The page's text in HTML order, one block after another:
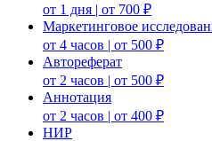
от 1 дня | от 700 ₽
Маркетинговое
от 4 часов | от 500 ₽
Автореферат
от 2 часов | от 500 ₽
Аннотация
от 2 часов | от 400 ₽
НИР